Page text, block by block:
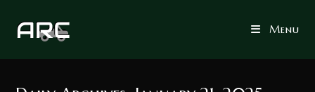
Menu